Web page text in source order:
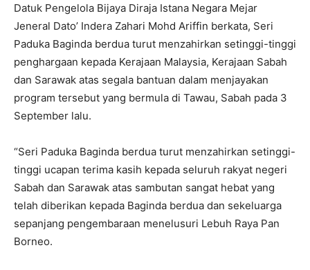
Datuk Pengelola Bijaya Diraja Istana Negara Mejar
Jeneral Dato’ Indera Zahari Mohd Ariffin berkata, Seri
Paduka Baginda berdua turut menzahirkan setinggi-tinggi
penghargaan kepada Kerajaan Malaysia, Kerajaan Sabah
dan Sarawak atas segala bantuan dalam menjayakan
program tersebut yang bermula di Tawau, Sabah pada 3
September lalu.
“Seri Paduka Baginda berdua turut menzahirkan setinggi-
tinggi ucapan terima kasih kepada seluruh rakyat negeri
Sabah dan Sarawak atas sambutan sangat hebat yang
telah diberikan kepada Baginda berdua dan sekeluarga
sepanjang pengembaraan menelusuri Lebuh Raya Pan
Borneo.